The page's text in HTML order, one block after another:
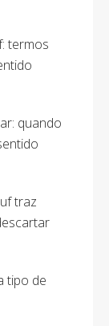
termos
quando
traz
tipo de